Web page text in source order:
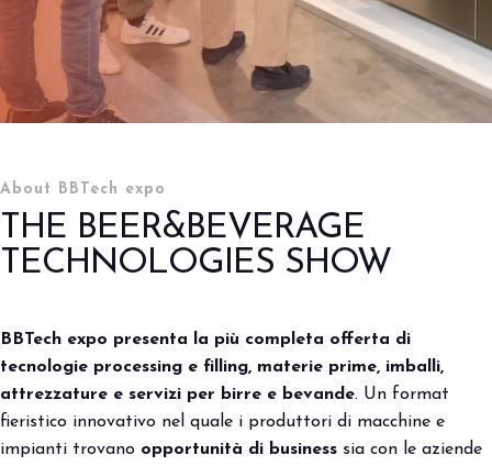
Porta il tuo business al centro
dell’innovazione Out of Home.
DIVENTA UN ESPOSITORE
innovazione per la filiera
delle birre e bevande
About BBTech expo
THE BEER&BEVERAGE
TECHNOLOGIES SHOW
BBTech expo presenta la più completa offerta di
tecnologie processing e filling, materie prime, imballi,
attrezzature e servizi per birre e bevande. Un format
fieristico innovativo nel quale i produttori di macchine e
impianti trovano opportunità di business sia con le aziende